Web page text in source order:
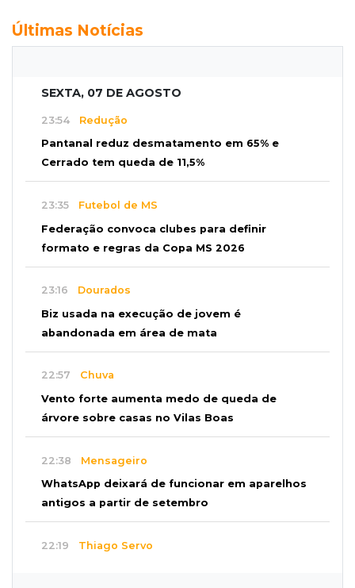
Últimas Notícias
SEXTA, 07 DE AGOSTO
23:54 Redução
Pantanal reduz desmatamento em 65% e
Cerrado tem queda de 11,5%
23:35 Futebol de MS
Federação convoca clubes para definir
formato e regras da Copa MS 2026
23:16 Dourados
Biz usada na execução de jovem é
abandonada em área de mata
22:57 Chuva
Vento forte aumenta medo de queda de
árvore sobre casas no Vilas Boas
22:38 Mensageiro
WhatsApp deixará de funcionar em aparelhos
antigos a partir de setembro
22:19 Thiago Servo